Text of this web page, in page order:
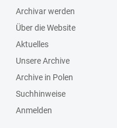
Archivar werden
Über die Website
Aktuelles
Unsere Archive
Archive in Polen
Suchhinweise
Anmelden